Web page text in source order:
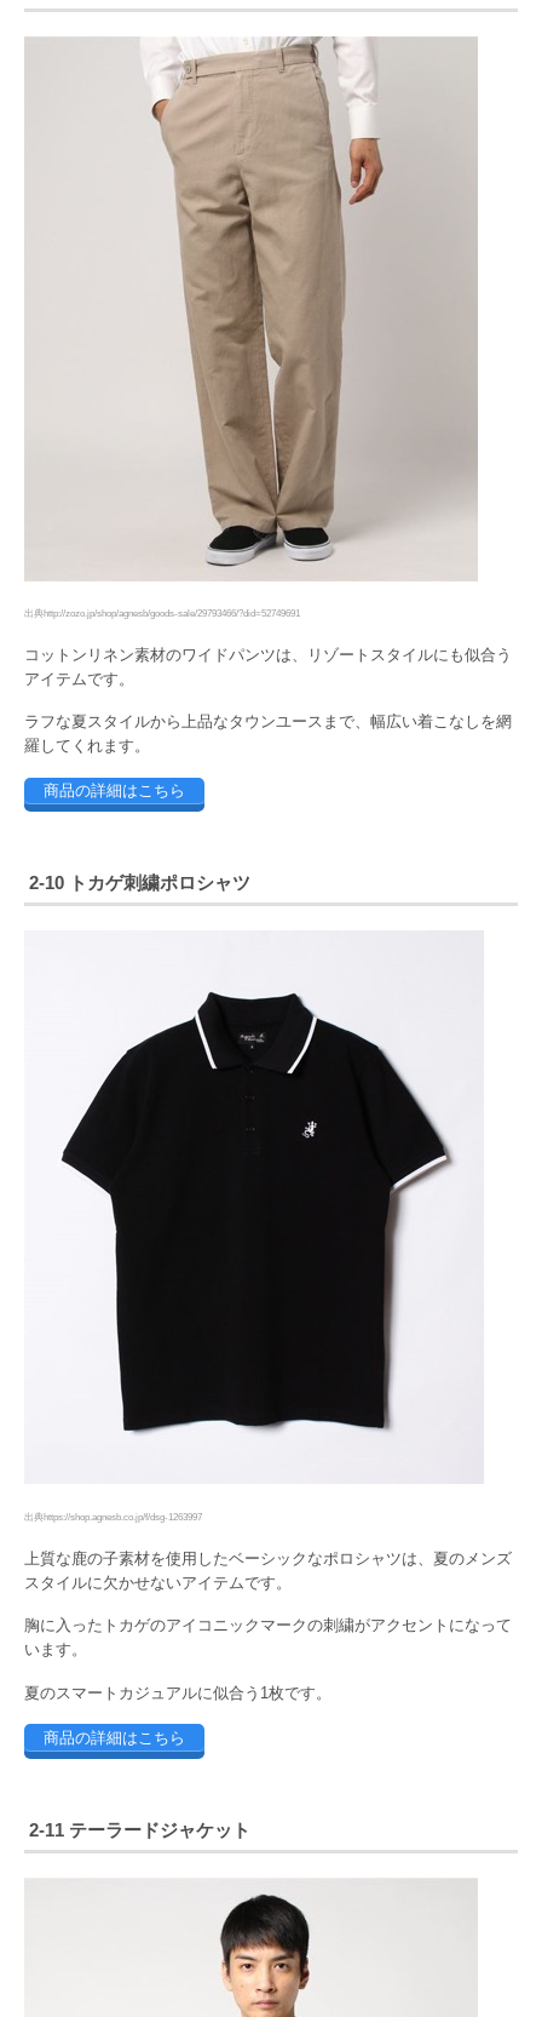
出典http://zozo.jp/shop/agnesb/goods-sale/29793466/?did=52749691
コットンリネン素材のワイドパンツは、リゾートスタイルにも似合う
アイテムです。
ラフな夏スタイルから上品なタウンユースまで、幅広い着こなしを網
羅してくれます。
商品の詳細はこちら
2-10 トカゲ刺繍ポロシャツ
出典https://shop.agnesb.co.jp/f/dsg-1263997
上質な鹿の子素材を使用したベーシックなポロシャツは、夏のメンズ
スタイルに欠かせないアイテムです。
胸に入ったトカゲのアイコニックマークの刺繍がアクセントになって
います。
夏のスマートカジュアルに似合う1枚です。
商品の詳細はこちら
2-11 テーラードジャケット